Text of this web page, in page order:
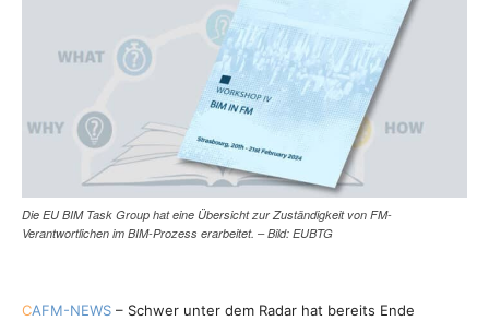
Die EU BIM Task Group hat eine Übersicht zur Zuständigkeit von FM-
Verantwortlichen im BIM-Prozess erarbeitet. – Bild: EUBTG
CAFM-NEWS – Schwer unter dem Radar hat bereits Ende